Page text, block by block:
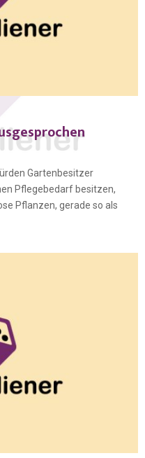
Gartenbesitzer
Pflegebedarf besitzen,
Pflanzen, gerade so als